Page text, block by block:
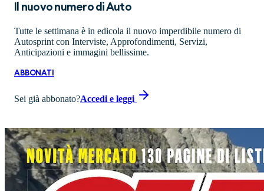
Il nuovo numero diAuto
Tutte le settimana è in edicola il nuovo imperdibile numero di
Autosprint con Interviste, Approfondimenti, Servizi,
Anticipazioni e immagini bellissime.
ABBONATI
Sei già abbonato?Accedi e leggi